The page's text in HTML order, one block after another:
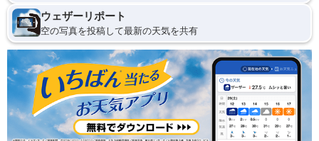
ウェザーリポート
空の写真を投稿して最新の天気を共有